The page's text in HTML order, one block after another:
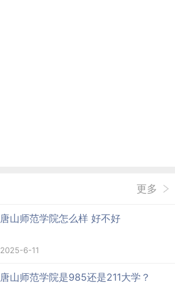
更多
唐山师范学院怎么样 好不好
2025-6-11
唐山师范学院是985还是211大学？